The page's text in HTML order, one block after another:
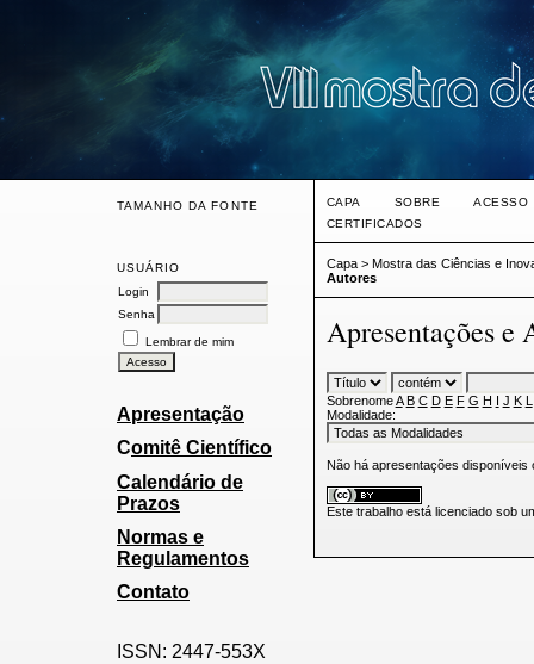
TAMANHO DA FONTE
USUÁRIO
Login
Senha
Lembrar de mim
Apresentação
Comitê Científico
Calendário de
Prazos
Normas e
Regulamentos
Contato
ISSN: 2447-553X
CAPA SOBRE
ACESSO
CERTIFICADOS
Capa> Mostra das Ciências e
Autores
Apresentações e
SobrenomeA B C D E F G H I J K L
Modalidade:
Não há apresentações
Este trabalho está licenciado sob